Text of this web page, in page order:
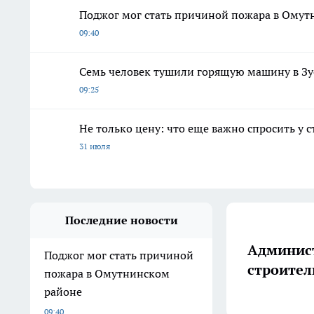
Поджог мог стать причиной пожара в
09:40
Семь человек тушили горящую машину в
09:25
Не только цену: что еще важно спросить у
31 июля
Последние новости
Поджог мог стать причиной
пожара в Омутнинском
районе
09:40